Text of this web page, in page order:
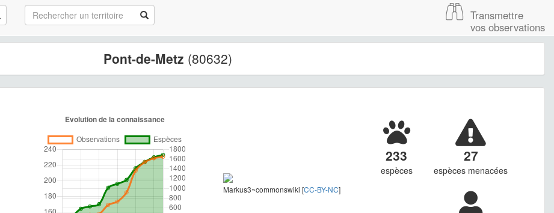
Transmettre
vos observations
Pont-de-Metz (80632)
Markus3~commonswiki [CC-BY-NC]
233
espèces
27
espèces menacées